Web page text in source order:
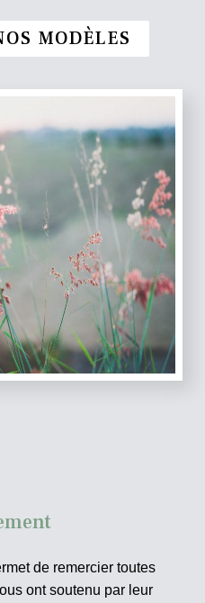
MODÈLES
de remercier toutes
ont soutenu par leur